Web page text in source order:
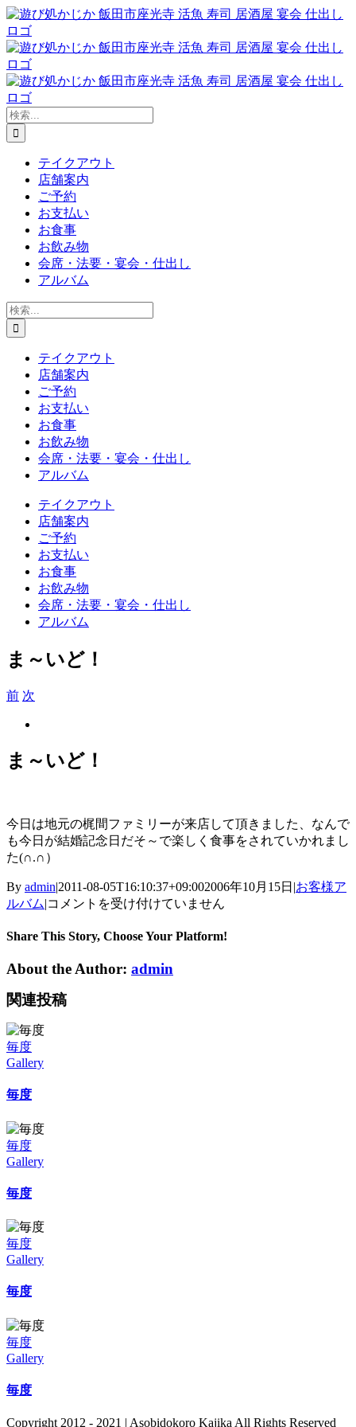
Skip
to
content
検
索
…
テイクアウト
店舗案内
ご予約
お支払い
お食事
お飲み物
会席・法要・宴会・仕出し
アルバム
検
索
…
テイクアウト
店舗案内
ご予約
お支払い
お食事
お飲み物
会席・法要・宴会・仕出し
アルバム
テイクアウト
店舗案内
ご予約
お支払い
お食事
お飲み物
会席・法要・宴会・仕出し
アルバム
ま～いど！
前 次
Image
ま～いど！
今日は地元の梶間ファミリーが来店して頂きました、なんで
も今日が結婚記念日だそ～で楽しく食事をされていかれまし
た(∩.∩）
By admin|2011-08-05T16:10:37+09:002006年10月15日 |お客様ア
ルバム|ま
い
は
コメントを受け付けていません
Share This Story, Choose Your Platform!
About the Author: admin
関連投稿
毎度
Gallery
毎度
毎度
Gallery
毎度
毎度
Gallery
毎度
毎度
Gallery
毎度
Copyright 2012 - 2021 | Asobidokoro Kajika All Rights Reserved